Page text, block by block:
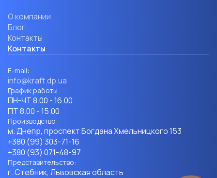
О компании
Блог
Контакты
Контакты
Е-mail:
info@kraft.dp.ua
График работы
ПН-ЧТ 8.00 - 16.00
ПТ 8.00 - 15.00
Производство:
м. Днепр, проспект Богдана Хмельницкого 153
+380 (99) 303-71-16
+380 (93) 071-48-97
Представительство:
г. Стебник, Львовская область